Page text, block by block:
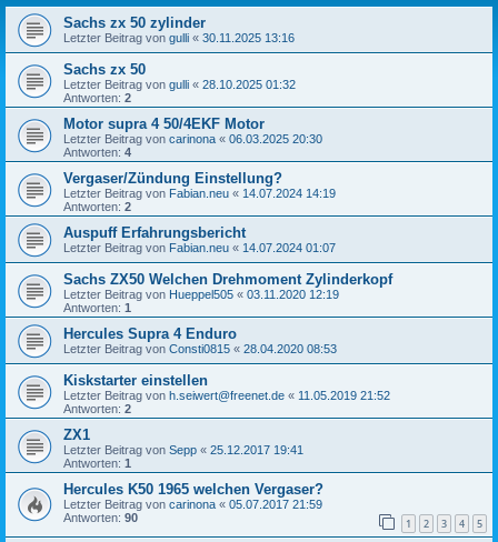
Sachs zx 50 zylinder
Letzter Beitrag von gulli « 30.11.2025 13:16
Sachs zx 50
Letzter Beitrag von gulli « 28.10.2025 01:32
Antworten: 2
Motor supra 4 50/4EKF Motor
Letzter Beitrag von carinona « 06.03.2025 20:30
Antworten: 4
Vergaser/Zündung Einstellung?
Letzter Beitrag von Fabian.neu « 14.07.2024 14:19
Antworten: 2
Auspuff Erfahrungsbericht
Letzter Beitrag von Fabian.neu « 14.07.2024 01:07
Sachs ZX50 Welchen Drehmoment Zylinderkopf
Letzter Beitrag von Hueppel505 « 03.11.2020 12:19
Antworten: 1
Hercules Supra 4 Enduro
Letzter Beitrag von Consti0815 « 28.04.2020 08:53
Kiskstarter einstellen
Letzter Beitrag von h.seiwert@freenet.de « 11.05.2019 21:52
Antworten: 2
ZX1
Letzter Beitrag von Sepp « 25.12.2017 19:41
Antworten: 1
Hercules K50 1965 welchen Vergaser?
Letzter Beitrag von carinona « 05.07.2017 21:59
Antworten: 90 1 2 3 4 5